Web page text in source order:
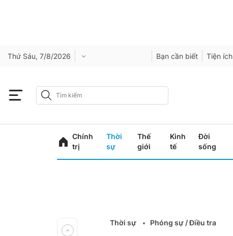
Thứ Sáu, 7/8/2026 Bạn cần biết Tiện ích
Chính
trị
Thời
sự
Thế
giới
Kinh
tế
Đời
sống
Thời sự Phóng sự / Điều tra